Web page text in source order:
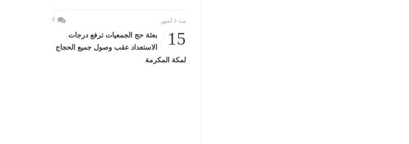
منذ 3 أشهر 0
15
بعثة حج الجمعيات ترفع درجات
الاستعداد عقب وصول جميع الحجاج
لمكة المكرمة